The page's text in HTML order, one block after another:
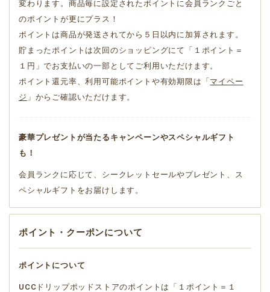
変わります。商品毎に設定されたポイントに会員ランクごと
のポイントが更にプラス！
ポイントは商品が発送されてから５日以内に加算されます。
貯まったポイントは次回のショッピングにて「１ポイント＝
１円」でお支払いの一部としてご利用いただけます。
ポイント還元率、利用可能ポイントや有効期限は「 マイペー
ジ 」からご確認いただけます。
豪華プレゼントが当たるキャンペーンやスペシャルギフト
も！
会員ランクに応じて、シークレットセールやプレゼント、ス
ペシャルギフトをお届けします。
ポイント・クーポンについて
ポイントについて
UCCドリップポッドストアのポイントは「１ポイント＝１